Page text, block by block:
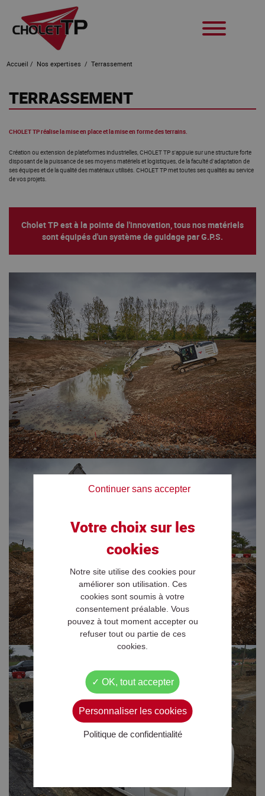
Accueil / Nos expertises /Terrassement
TERRASSEMENT
CHOLET TP réalise la mise en place et la mise en forme des terrains.
Création ou extension de plateformes industrielles, CHOLET TP s'appuie sur une structure forte
disposant de la puissance de ses moyens matériels et logistiques, de la faculté d'adaptation de
ses équipes et de la qualité des matériaux utilisés. CHOLET TP met toutes ses qualités au service
de vos projets.
Cholet TP est à la pointe de l'innovation, tous nos matériels
sont équipés d'un système de guidage par G.P.S.
Notre site utilise des cookies pour
améliorer son utilisation. Ces
cookies sont soumis à votre
consentement préalable. Vous
pouvez à tout moment accepter ou
refuser tout ou partie de ces
cookies.
OK, tout accepter
Continuer sans accepter
Personnaliser les cookies
Politique de confidentialité